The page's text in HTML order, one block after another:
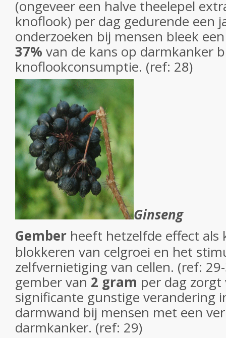
(ongeveer een halve theelepel
knoflook) per dag gedurende een
onderzoeken bij mensen bleek
37% van de kans op darmkanker
knoflookconsumptie. (ref: 28)
Ginseng
Gember heeft hetzelfde effect
blokkeren van celgroei en het
zelfvernietiging van cellen. (ref:
gember van 2 gram per dag zorgt
significante gunstige verandering
darmwand bij mensen met een
darmkanker. (ref: 29)